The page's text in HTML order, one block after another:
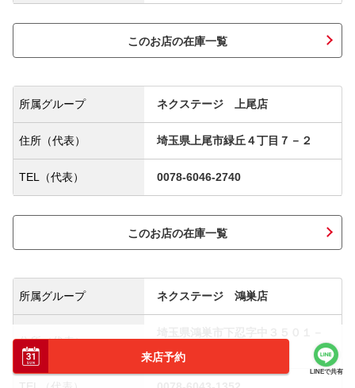
来店予約
LINEで共有
このお店の在庫一覧
所属グループ ネクステージ 上尾店
住所（代表） 埼玉県上尾市緑丘４丁目７－２
TEL（代表） 0078-6046-2740
このお店の在庫一覧
所属グループ ネクステージ 鴻巣店
住所（代表）
５